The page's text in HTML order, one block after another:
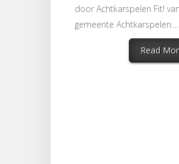
door Achtkarspelen Fit!
gemeente Achtkarspelen....
Read